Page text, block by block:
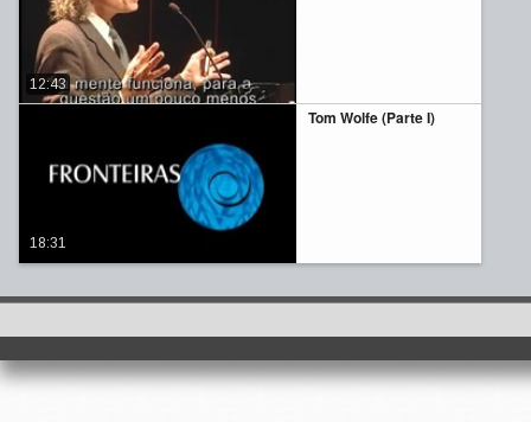
12:43
Tom Wolfe (Parte I)
18:31